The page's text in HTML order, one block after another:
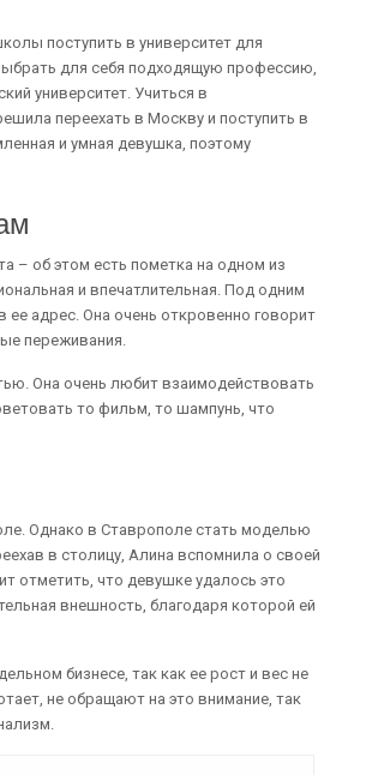
поступить в университет для
для себя подходящую профессию,
университет. Учиться в
переехать в Москву и поступить в
и умная девушка, поэтому
– об этом есть пометка на одном из
и впечатлительная. Под одним
ее адрес. Она очень откровенно говорит
переживания.
Она очень любит взаимодействовать
то фильм, то шампунь, что
Однако в Ставрополе стать моделью
в столицу, Алина вспомнила о своей
отметить, что девушке удалось это
внешность, благодаря которой ей
бизнесе, так как ее рост и вес не
не обращают на это внимание, так